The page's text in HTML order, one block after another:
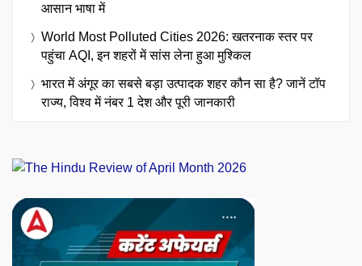
आसान भाषा में
World Most Polluted Cities 2026: खतरनाक स्तर पर
पहुंचा AQI, इन शहरों में सांस लेना हुआ मुश्किल
भारत में अंगूर का सबसे बड़ा उत्पादक शहर कौन सा है? जानें टॉप
राज्य, विश्व में नंबर 1 देश और पूरी जानकारी